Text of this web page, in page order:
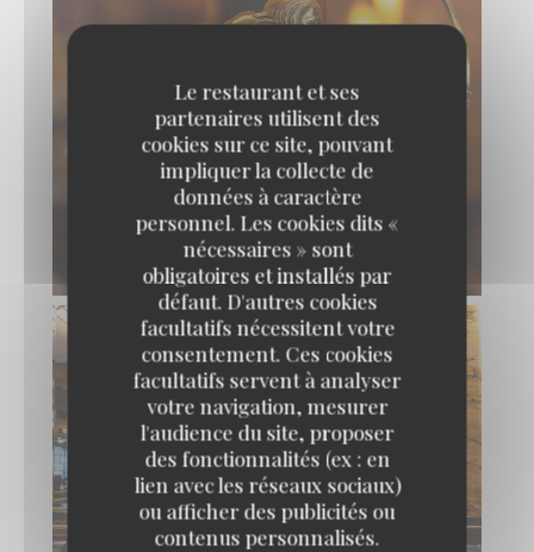
Le restaurant et ses
partenaires utilisent des
cookies sur ce site, pouvant
impliquer la collecte de
données à caractère
personnel. Les cookies dits «
nécessaires » sont
obligatoires et installés par
défaut. D'autres cookies
facultatifs nécessitent votre
consentement. Ces cookies
facultatifs servent à analyser
votre navigation, mesurer
l'audience du site, proposer
des fonctionnalités (ex : en
lien avec les réseaux sociaux)
ou afficher des publicités ou
contenus personnalisés.